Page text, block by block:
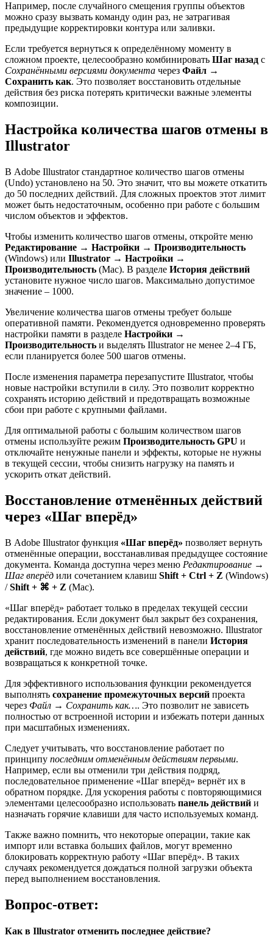
Например, после случайного смещения группы объектов
можно сразу вызвать команду один раз, не затрагивая
предыдущие корректировки контура или заливки.
Если требуется вернуться к определённому моменту в
сложном проекте, целесообразно комбинировать Шаг назад с
Сохранёнными версиями документа через Файл →
Сохранить как. Это позволяет восстановить отдельные
действия без риска потерять критически важные элементы
композиции.
Настройка количества шагов отмены в
Illustrator
В Adobe Illustrator стандартное количество шагов отмены
(Undo) установлено на 50. Это значит, что вы можете откатить
до 50 последних действий. Для сложных проектов этот лимит
может быть недостаточным, особенно при работе с большим
числом объектов и эффектов.
Чтобы изменить количество шагов отмены, откройте меню
Редактирование → Настройки → Производительность
(Windows) или Illustrator → Настройки →
Производительность (Mac). В разделе История действий
установите нужное число шагов. Максимально допустимое
значение – 1000.
Увеличение количества шагов отмены требует больше
оперативной памяти. Рекомендуется одновременно проверять
настройки памяти в разделе Настройки →
Производительность и выделять Illustrator не менее 2–4 ГБ,
если планируется более 500 шагов отмены.
После изменения параметра перезапустите Illustrator, чтобы
новые настройки вступили в силу. Это позволит корректно
сохранять историю действий и предотвращать возможные
сбои при работе с крупными файлами.
Для оптимальной работы с большим количеством шагов
отмены используйте режим Производительность GPU и
отключайте ненужные панели и эффекты, которые не нужны
в текущей сессии, чтобы снизить нагрузку на память и
ускорить откат действий.
Восстановление отменённых действий
через «Шаг вперёд»
В Adobe Illustrator функция «Шаг вперёд» позволяет вернуть
отменённые операции, восстанавливая предыдущее состояние
документа. Команда доступна через меню Редактирование →
Шаг вперёд или сочетанием клавиш Shift + Ctrl + Z (Windows)
/Shift + ⌘ + Z (Mac).
«Шаг вперёд» работает только в пределах текущей сессии
редактирования. Если документ был закрыт без сохранения,
восстановление отменённых действий невозможно. Illustrator
хранит последовательность изменений в панели История
действий, где можно видеть все совершённые операции и
возвращаться к конкретной точке.
Для эффективного использования функции рекомендуется
выполнять сохранение промежуточных версий проекта
через Файл → Сохранить как…. Это позволит не зависеть
полностью от встроенной истории и избежать потери данных
при масштабных изменениях.
Следует учитывать, что восстановление работает по
принципу последним отменённым действиям первыми.
Например, если вы отменили три действия подряд,
последовательное применение «Шаг вперёд» вернёт их в
обратном порядке. Для ускорения работы с повторяющимися
элементами целесообразно использовать панель действий и
назначать горячие клавиши для часто используемых команд.
Также важно помнить, что некоторые операции, такие как
импорт или вставка больших файлов, могут временно
блокировать корректную работу «Шаг вперёд». В таких
случаях рекомендуется дождаться полной загрузки объекта
перед выполнением восстановления.
Вопрос-ответ:
Как в Illustrator отменить последнее действие?